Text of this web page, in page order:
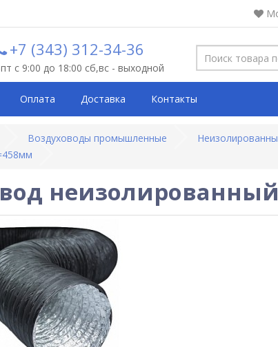
+7 (343) 312-34-36
с 9:00 до 18:00 сб,вс - выходной
Оплата Доставка Контакты
Воздуховоды промышленные